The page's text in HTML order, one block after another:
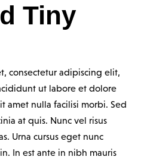
Tiny
consectetur adipiscing elit,
ut labore et dolore
amet nulla facilisi morbi. Sed
at quis. Nunc vel risus
Urna cursus eget nunc
In est ante in nibh mauris